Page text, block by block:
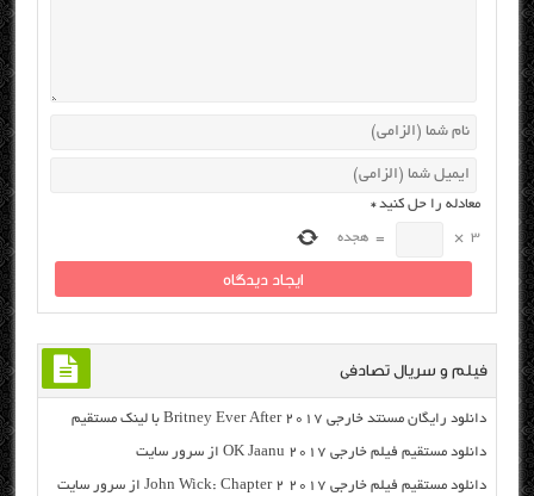
معادله را حل کنید*
3
×
= هجده
فیلم و سریال تصادفی
دانلود رایگان مسنتد خارجی Britney Ever After 2017 با لینک مستقیم
دانلود مستقیم فیلم خارجی OK Jaanu 2017 از سرور سایت
دانلود مستقیم فیلم خارجی John Wick: Chapter 2 2017 از سرور سایت